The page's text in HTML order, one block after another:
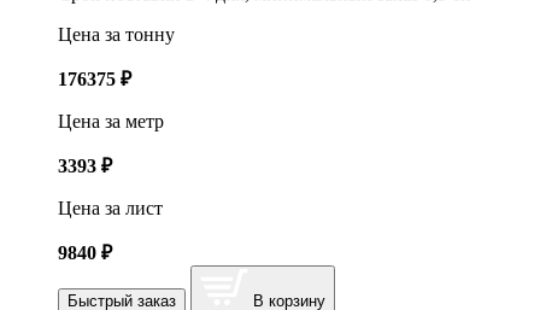
Цена за тонну
176375 ₽
Цена за метр
3393 ₽
Цена за лист
9840 ₽
Быстрый заказ В корзину